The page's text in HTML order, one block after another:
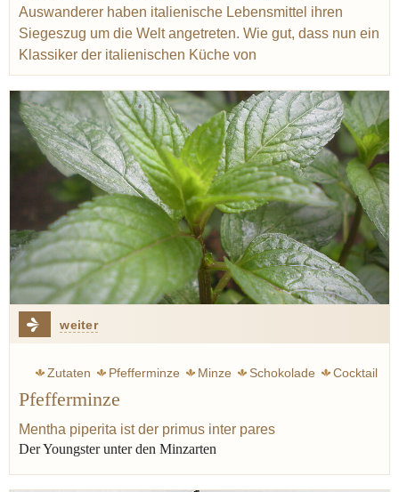
Auswanderer haben italienische Lebensmittel ihren
Siegeszug um die Welt angetreten. Wie gut, dass nun ein
Klassiker der italienischen Küche von
weiter
Zutaten Pfefferminze Minze Schokolade
Cocktail
Obst
Erdbeere
Pfefferminze
Mentha piperita ist der primus inter pares
Der Youngster unter den Minzarten